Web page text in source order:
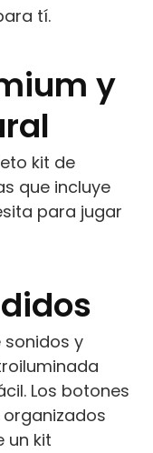
tí.
y
kit de
que incluye
para jugar
sonidos y
Los botones
un kit